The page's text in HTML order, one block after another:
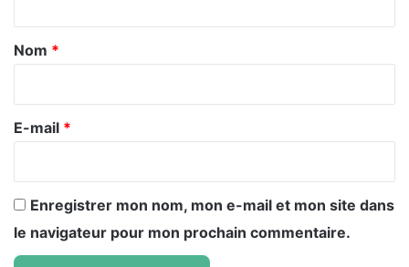
a
r
e
Nom *
E-mail *
Enregistrer mon nom, mon e-mail et mon site dans
le navigateur pour mon prochain commentaire.